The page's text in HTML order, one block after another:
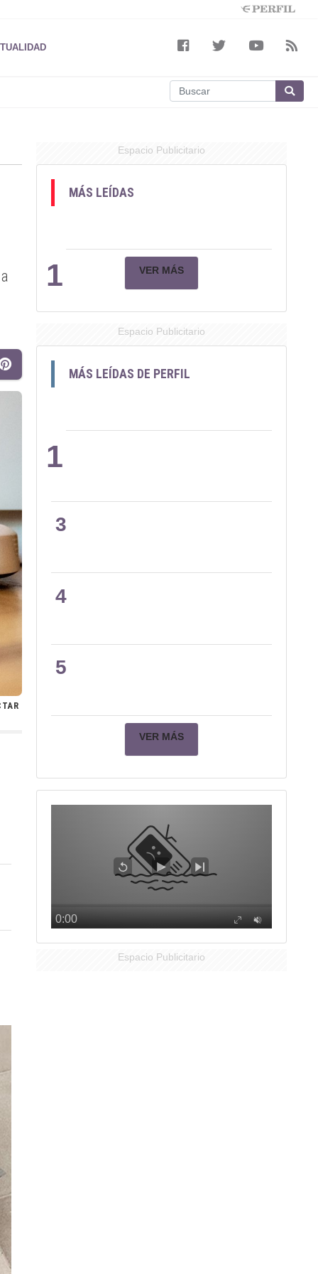
Espacio Publicitario
MÁS LEÍDAS
1 VER MÁS
Espacio Publicitario
MÁS LEÍDAS DE PERFIL
1
2
3
4
5
VER MÁS
Espacio Publicitario